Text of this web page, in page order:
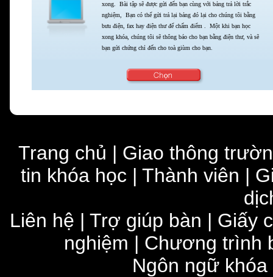
xong. Bài tập sẽ được gửi đến bạn cùng với bảng trả lời trắc
nghiệm, Bạn có thể gửi trả lại bảng đó lại cho chúng tôi bằng
bưu điện, fax hay điện thư để chấm điểm . Một khi bạn học
xong khóa, chúng tôi sẽ thông báo cho bạn bằng điện thư, và sẽ
bạn gửi chứng chỉ đến cho toà giùm cho bạn.
Trang chủ | Giao thông
tin khóa học | Thành viên |
Liên hệ | Trợ giúp bàn | Giấy
nghiệm | Chương trình
Ngôn ngữ khóa